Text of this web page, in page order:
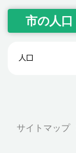
市の人口
人口
サイトマップ